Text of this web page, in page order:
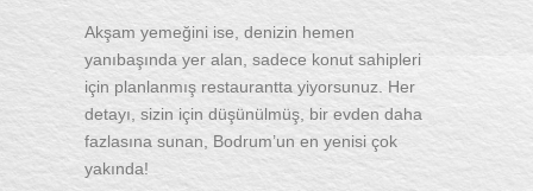
Akşam yemeğini ise, denizin hemen
yanıbaşında yer alan, sadece konut sahipleri
için planlanmış restaurantta yiyorsunuz. Her
detayı, sizin için düşünülmüş, bir evden daha
fazlasına sunan, Bodrum’un en yenisi çok
yakında!